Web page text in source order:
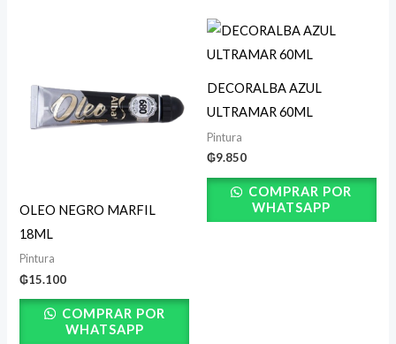
OLEO NEGRO MARFIL
18ML
Pintura
₲15.100
COMPRAR POR
WHATSAPP
DECORALBA AZUL
ULTRAMAR 60ML
Pintura
₲9.850
COMPRAR POR
WHATSAPP